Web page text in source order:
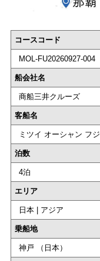
コースコード
MOL-FU20260927-004
船会社名
商船三井クルーズ
客船名
ミツイ オーシャン フジ
泊数
4泊
エリア
日本 | アジア
乗船地
神戸 （日本）